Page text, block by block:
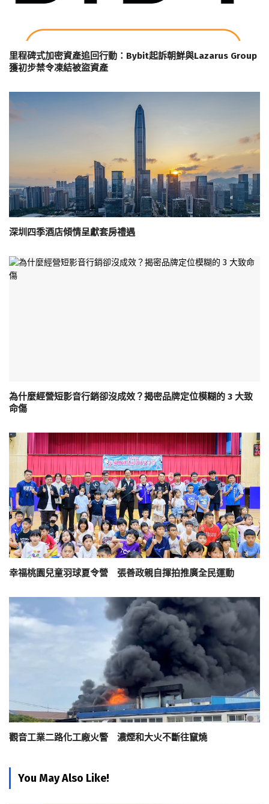
里程碑式加密資產追回行動：Bybit起訴朝鮮與Lazarus Group
獲初步禁令凍結被盜資產
深圳四季酒店傾情呈獻套房禮遇
為什麼經營短影音行銷卻沒成效？揭密品牌定位模糊的 3 大致
命傷
幸福桃園兒童羽球夏令營 張善政親自揮拍推廣全民運動
觀音工業二路化工廠火警 濃煙和大火不斷往竄燒
You May Also Like!